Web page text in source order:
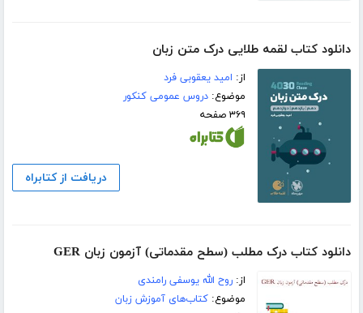
دانلود کتاب لقمه طلایی درک متن زبان
از: امید یعقوبی فرد
موضوع:دروس عمومی کنکور
۳۶۹ صفحه
دریافت از کتابراه
دانلود کتاب درک مطلب (سطح مقدماتی) آزمون زبان GER
از:روح الله یوسفی رامندی
موضوع:کتاب‌های آموزش زبان